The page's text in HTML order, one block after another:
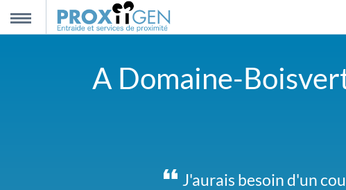
A Domaine-
J'aurais besoin d'un
Nous sommes 2 et